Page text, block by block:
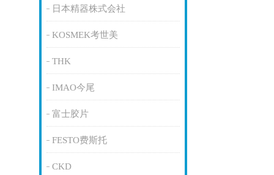
日本精器株式会社
KOSMEK考世美
THK
IMAO今尾
富士胶片
FESTO费斯托
CKD